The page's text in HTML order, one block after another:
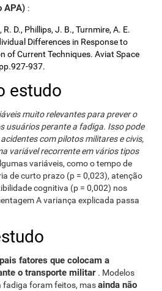
APA) :
D., Phillips, J. B., Turnmire, A. E.
Differences in Response to
of Current Techniques. Aviat Space
937.
estudo
​​muito relevantes para prever o
usuários perante a fadiga. Isso pode
com pilotos militares e civis,
variável recorrente em vários tipos
variáveis, como o tempo de
de curto prazo (p = 0,023), atenção
cognitiva (p = 0,002) nos
A variança explicada passa
fatores que colocam a
o transporte militar . Modelos
fadiga foram feitos, masainda não